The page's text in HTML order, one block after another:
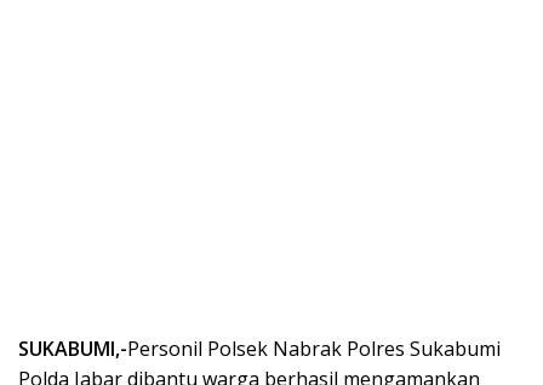
SUKABUMI,-Personil Polsek Nabrak Polres Sukabumi
Polda Jabar dibantu warga berhasil mengamankan